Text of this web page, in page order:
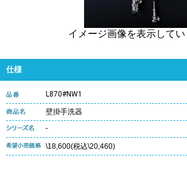
イメージ画像を表示してい
仕様
L870#NW1
壁掛手洗器
-
\18,600(税込\20,460)